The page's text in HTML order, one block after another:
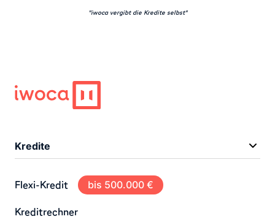
"iwoca vergibt die Kredite selbst"
Kredite
Flexi-Kredit bis 500.000 €
Kreditrechner